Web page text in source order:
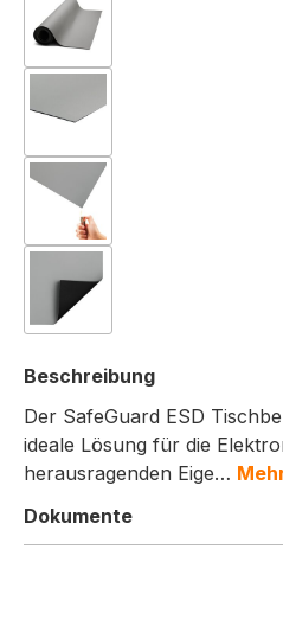
Beschreibung
Der SafeGuard ESD
ideale Lösung für die
herausragenden Eige…
Dokumente